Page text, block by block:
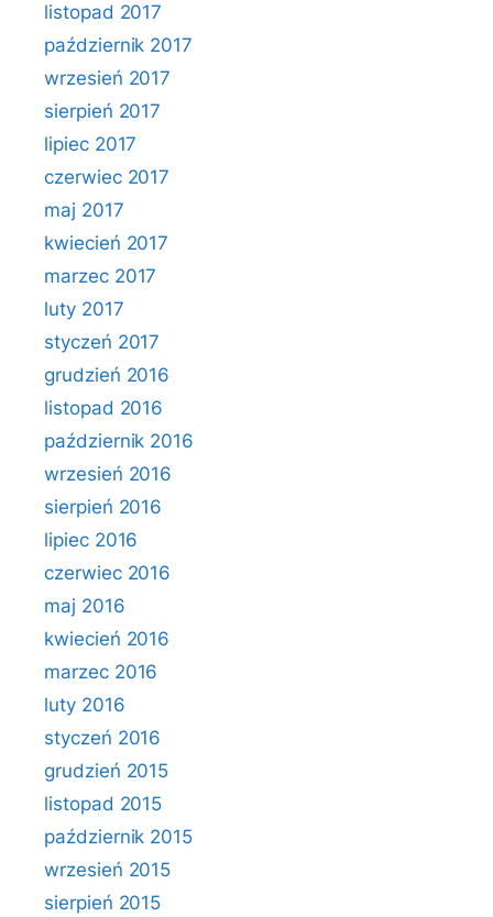
listopad 2017
październik 2017
wrzesień 2017
sierpień 2017
lipiec 2017
czerwiec 2017
maj 2017
kwiecień 2017
marzec 2017
luty 2017
styczeń 2017
grudzień 2016
listopad 2016
październik 2016
wrzesień 2016
sierpień 2016
lipiec 2016
czerwiec 2016
maj 2016
kwiecień 2016
marzec 2016
luty 2016
styczeń 2016
grudzień 2015
listopad 2015
październik 2015
wrzesień 2015
sierpień 2015